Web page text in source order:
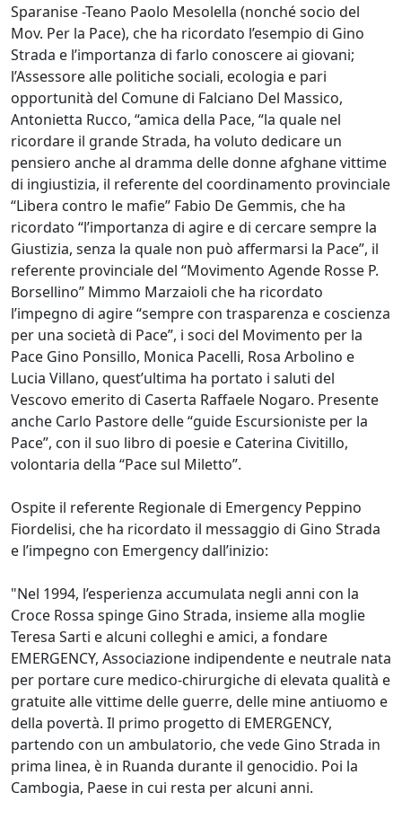
Sparanise -Teano Paolo Mesolella (nonché socio del
Mov. Per la Pace), che ha ricordato l’esempio di Gino
Strada e l’importanza di farlo conoscere ai giovani;
l’Assessore alle politiche sociali, ecologia e pari
opportunità del Comune di Falciano Del Massico,
Antonietta Rucco, “amica della Pace, “la quale nel
ricordare il grande Strada, ha voluto dedicare un
pensiero anche al dramma delle donne afghane vittime
di ingiustizia, il referente del coordinamento provinciale
“Libera contro le mafie” Fabio De Gemmis, che ha
ricordato “l’importanza di agire e di cercare sempre la
Giustizia, senza la quale non può affermarsi la Pace”, il
referente provinciale del “Movimento Agende Rosse P.
Borsellino” Mimmo Marzaioli che ha ricordato
l’impegno di agire “sempre con trasparenza e coscienza
per una società di Pace”, i soci del Movimento per la
Pace Gino Ponsillo, Monica Pacelli, Rosa Arbolino e
Lucia Villano, quest’ultima ha portato i saluti del
Vescovo emerito di Caserta Raffaele Nogaro. Presente
anche Carlo Pastore delle “guide Escursioniste per la
Pace”, con il suo libro di poesie e Caterina Civitillo,
volontaria della “Pace sul Miletto”.
Ospite il referente Regionale di Emergency Peppino
Fiordelisi, che ha ricordato il messaggio di Gino Strada
e l’impegno con Emergency dall’inizio:
"Nel 1994, l’esperienza accumulata negli anni con la
Croce Rossa spinge Gino Strada, insieme alla moglie
Teresa Sarti e alcuni colleghi e amici, a fondare
EMERGENCY, Associazione indipendente e neutrale nata
per portare cure medico-chirurgiche di elevata qualità e
gratuite alle vittime delle guerre, delle mine antiuomo e
della povertà. Il primo progetto di EMERGENCY,
partendo con un ambulatorio, che vede Gino Strada in
prima linea, è in Ruanda durante il genocidio. Poi la
Cambogia, Paese in cui resta per alcuni anni.